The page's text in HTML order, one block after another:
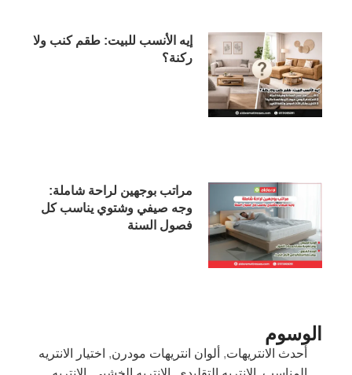
إيه الأنسب للبيت: طقم كنب ولا
ركنة؟
مراتب بوجهين لراحة شاملة:
وجه صيفي وشتوي يناسب كل
فصول السنة
الوسوم
أحدث الانتريهات, ألوان انتريهات مودرن, اختيار الانتريه